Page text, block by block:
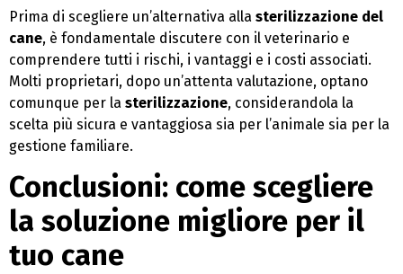
Prima di scegliere un’alternativa alla sterilizzazione del
cane, è fondamentale discutere con il veterinario e
comprendere tutti i rischi, i vantaggi e i costi associati.
Molti proprietari, dopo un’attenta valutazione, optano
comunque per la sterilizzazione, considerandola la
scelta più sicura e vantaggiosa sia per l’animale sia per la
gestione familiare.
Conclusioni: come scegliere
la soluzione migliore per il
tuo cane